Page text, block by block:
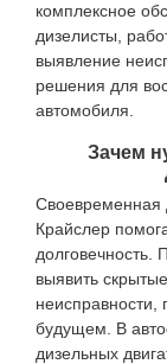
комплексное
дизелисты,
выявление
решения для
автомобиля.
Зачем
Своевременная
Крайслер
долговечность.
выявить
будущем. В
дизельных